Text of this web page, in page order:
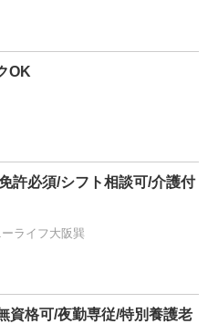
OK
許必須/シフト相談可/介護付
ライフ大阪巽
資格可/夜勤専従/特別養護老